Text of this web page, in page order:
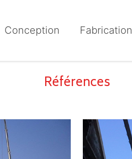
Conception Fabrication
Références